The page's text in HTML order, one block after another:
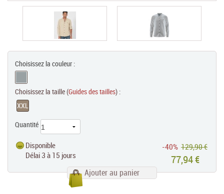
Choisissez la couleur :
Choisissez la taille (Guides des tailles) :
XXL
Quantité
Disponible
Délai 3 à 15 jours
-40% 129,90 €
77,94 €
Ajouter au panier